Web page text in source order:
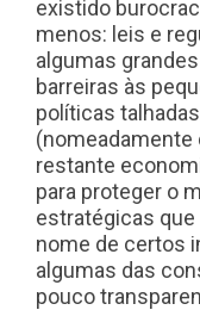
existido
menos: leis e
algumas
barreiras às
políticas
(nomeadamente
restante
para proteger o
estratégicas
nome de certos
algumas das
pouco